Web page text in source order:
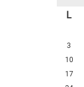
L
3
10
17